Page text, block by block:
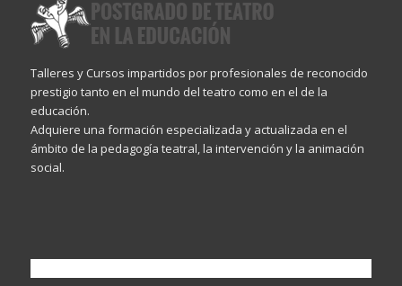
Talleres y Cursos impartidos por profesionales de reconocido
prestigio tanto en el mundo del teatro como en el de la
educación.
Adquiere una formación especializada y actualizada en el
ámbito de la pedagogía teatral, la intervención y la animación
social.